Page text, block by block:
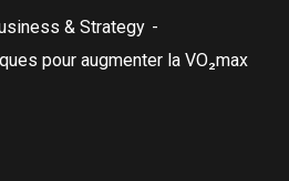
& Strategy
pour augmenter la VO₂max